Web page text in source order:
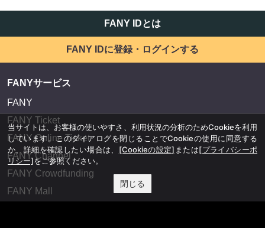
FANY IDとは
FANY IDに登録・ログインする
FANYサービス
FANY
FANY Ticket
FANY Online Ticket
FANY Channel
FANY Crowdfunding
FANY Mall
当サイトは、お客様の使いやすさ、利用状況の分析のためCookieを利用
しています。このダイアログを閉じることでCookieの使用に同意する
か、詳細を確認したい場合は、 [Cookieの設定] または[プライバシーポ
リシー]をご参照ください。
閉じる